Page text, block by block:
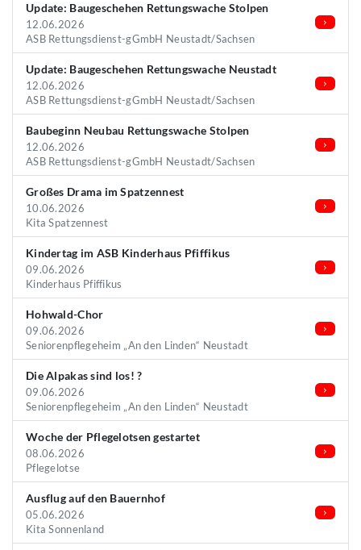
Update: Baugeschehen Rettungswache Stolpen
12.06.2026
ASB Rettungsdienst-gGmbH Neustadt/Sachsen
Update: Baugeschehen Rettungswache Neustadt
12.06.2026
ASB Rettungsdienst-gGmbH Neustadt/Sachsen
Baubeginn Neubau Rettungswache Stolpen
12.06.2026
ASB Rettungsdienst-gGmbH Neustadt/Sachsen
Großes Drama im Spatzennest
10.06.2026
Kita Spatzennest
Kindertag im ASB Kinderhaus Pfiffikus
09.06.2026
Kinderhaus Pfiffikus
Hohwald-Chor
09.06.2026
Seniorenpflegeheim „An den Linden“ Neustadt
Die Alpakas sind los! ?
09.06.2026
Seniorenpflegeheim „An den Linden“ Neustadt
Woche der Pflegelotsen gestartet
08.06.2026
Pflegelotse
Ausflug auf den Bauernhof
05.06.2026
Kita Sonnenland